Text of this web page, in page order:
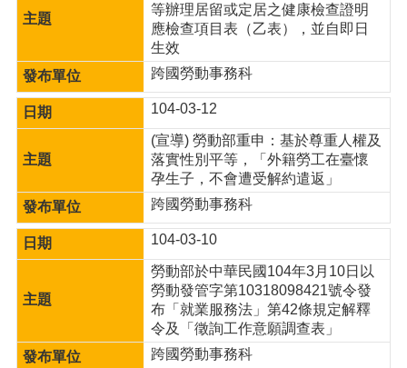
等辦理居留或定居之健康檢查證明
應檢查項目表（乙表），並自即日
生效
跨國勞動事務科
104-03-12
(宣導) 勞動部重申：基於尊重人權及
落實性別平等，「外籍勞工在臺懷
孕生子，不會遭受解約遣返」
跨國勞動事務科
104-03-10
勞動部於中華民國104年3月10日以
勞動發管字第10318098421號令發
布「就業服務法」第42條規定解釋
令及「徵詢工作意願調查表」
跨國勞動事務科